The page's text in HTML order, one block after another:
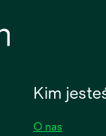
Kim
O nas